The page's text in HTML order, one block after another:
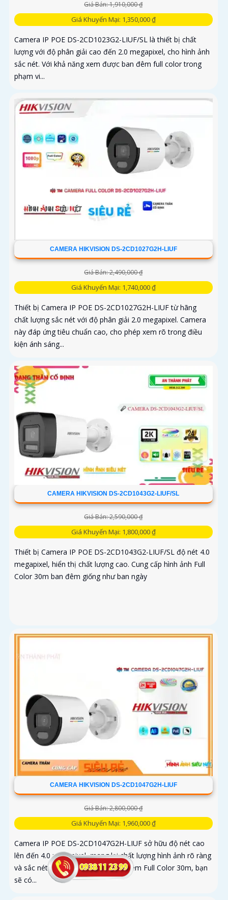
Giá Bán: 1,910,000 ₫
Giá Khuyến Mại: 1,350,000 ₫
Camera IP POE DS-2CD1023G2-LIUF/SL là thiết bị chất
lượng với độ phân giải cao đến 2.0 megapixel, cho hình ảnh
sắc nét. Với khả năng xem được ban đêm full color trong
phạm vi...
CAMERA HIKVISION DS-2CD1027G2H-LIUF
Giá Bán: 2,490,000 ₫
Giá Khuyến Mại: 1,740,000 ₫
Thiết bị Camera IP POE DS-2CD1027G2H-LIUF từ hãng
chất lượng sắc nét với độ phân giải 2.0 megapixel. Camera
này đáp ứng tiêu chuẩn cao, cho phép xem rõ trong điều
kiện ánh sáng...
CAMERA HIKVISION DS-2CD1043G2-LIUF/SL
Giá Bán: 2,590,000 ₫
Giá Khuyến Mại: 1,800,000 ₫
Thiết bị Camera IP POE DS-2CD1043G2-LIUF/SL độ nét 4.0
megapixel, hiển thị chất lượng cao. Cung cấp hình ảnh Full
Color 30m ban đêm giống như ban ngày
CAMERA HIKVISION DS-2CD1047G2H-LIUF
Giá Bán: 2,800,000 ₫
Giá Khuyến Mại: 1,960,000 ₫
Camera IP POE DS-2CD1047G2H-LIUF sở hữu độ nét cao
lên đến 4.0 megapixel, mang lại chất lượng hình ảnh rõ ràng
và sắc nét. Với khả năng xem ban đêm Full Color 30m, bạn
sẽ có...